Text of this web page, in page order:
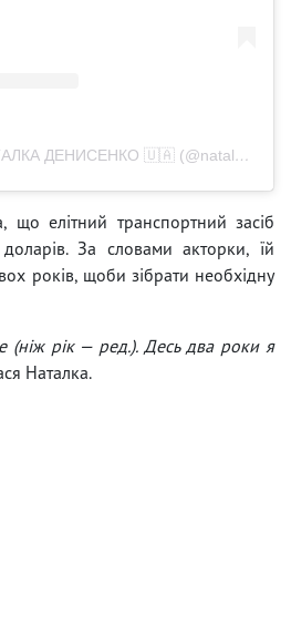
Допис, поширений НАТАЛКА ДЕНИСЕНКО 🇺🇦 (@natalka_denisenko)
що елітний транспортний засіб
За словами акторки, їй
років, щоби зібрати необхідну
(ніж рік — ред.). Десь два роки я
Наталка.